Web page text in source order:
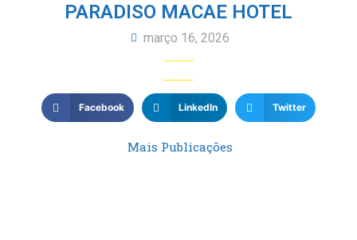
PARADISO MACAE HOTEL
março 16, 2026
Facebook LinkedIn Twitter
Mais Publicações